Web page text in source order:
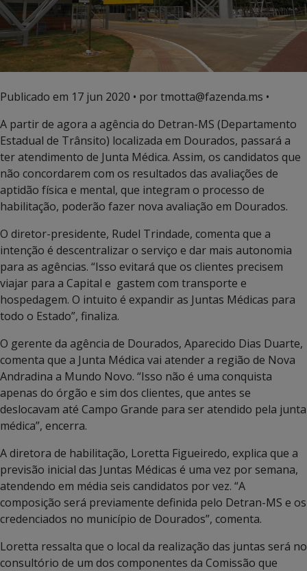
Publicado em 17 jun 2020 • por tmotta@fazenda.ms •
A partir de agora a agência do Detran-MS (Departamento
Estadual de Trânsito) localizada em Dourados, passará a
ter atendimento de Junta Médica. Assim, os candidatos que
não concordarem com os resultados das avaliações de
aptidão física e mental, que integram o processo de
habilitação, poderão fazer nova avaliação em Dourados.
O diretor-presidente, Rudel Trindade, comenta que a
intenção é descentralizar o serviço e dar mais autonomia
para as agências. “Isso evitará que os clientes precisem
viajar para a Capital e gastem com transporte e
hospedagem. O intuito é expandir as Juntas Médicas para
todo o Estado”, finaliza.
O gerente da agência de Dourados, Aparecido Dias Duarte,
comenta que a Junta Médica vai atender a região de Nova
Andradina a Mundo Novo. “Isso não é uma conquista
apenas do órgão e sim dos clientes, que antes se
deslocavam até Campo Grande para ser atendido pela junta
médica”, encerra.
A diretora de habilitação, Loretta Figueiredo, explica que a
previsão inicial das Juntas Médicas é uma vez por semana,
atendendo em média seis candidatos por vez. “A
composição será previamente definida pelo Detran-MS e os
credenciados no município de Dourados”, comenta.
Loretta ressalta que o local da realização das juntas será no
consultório de um dos componentes da Comissão que